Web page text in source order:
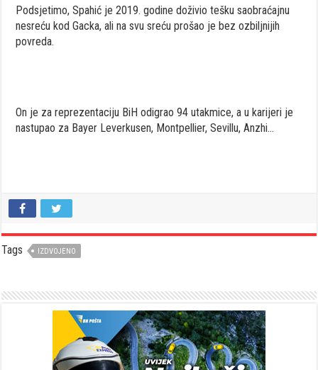
Podsjetimo, Spahić je 2019. godine doživio tešku saobraćajnu
nesreću kod Gacka, ali na svu sreću prošao je bez ozbiljnijih
povreda.
On je za reprezentaciju BiH odigrao 94 utakmice, a u karijeri je
nastupao za Bayer Leverkusen, Montpellier, Sevillu, Anzhi…
Tags IZDVOJENO